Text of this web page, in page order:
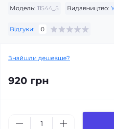
Модель: 11544_5 Видавництво:
Відгуки: 0
Знайшли дешевше?
920 грн